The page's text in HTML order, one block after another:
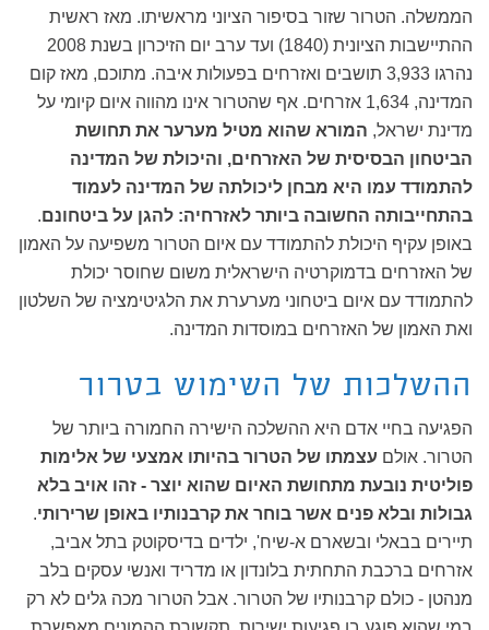
הממשלה. הטרור שזור בסיפור הציוני מראשיתו. מאז ראשית
ההתיישבות הציונית (1840) ועד ערב יום הזיכרון בשנת 2008
נהרגו 3,933 תושבים ואזרחים בפעולות איבה. מתוכם, מאז קום
המדינה, 1,634 אזרחים. אף שהטרור אינו מהווה איום קיומי על
מדינת ישראל, המורא שהוא מטיל מערער את תחושת
הביטחון הבסיסית של האזרחים, והיכולת של המדינה
להתמודד עמו היא מבחן ליכולתה של המדינה לעמוד
בהתחייבותה החשובה ביותר לאזרחיה: להגן על ביטחונם.
באופן עקיף היכולת להתמודד עם איום הטרור משפיעה על האמון
של האזרחים בדמוקרטיה הישראלית משום שחוסר יכולת
להתמודד עם איום ביטחוני מערערת את הלגיטימציה של השלטון
ואת האמון של האזרחים במוסדות המדינה.
ההשלכות של השימוש בטרור
הפגיעה בחיי אדם היא ההשלכה הישירה החמורה ביותר של
הטרור. אולם עצמתו של הטרור בהיותו אמצעי של אלימות
פוליטית נובעת מתחושת האיום שהוא יוצר - זהו אויב בלא
גבולות ובלא פנים אשר בוחר את קרבנותיו באופן שרירותי.
תיירים בבאלי ובשארם א-שיח', ילדים בדיסקוטק בתל אביב,
אזרחים ברכבת התחתית בלונדון או מדריד ואנשי עסקים בלב
מנהטן - כולם קרבנותיו של הטרור. אבל הטרור מכה גלים לא רק